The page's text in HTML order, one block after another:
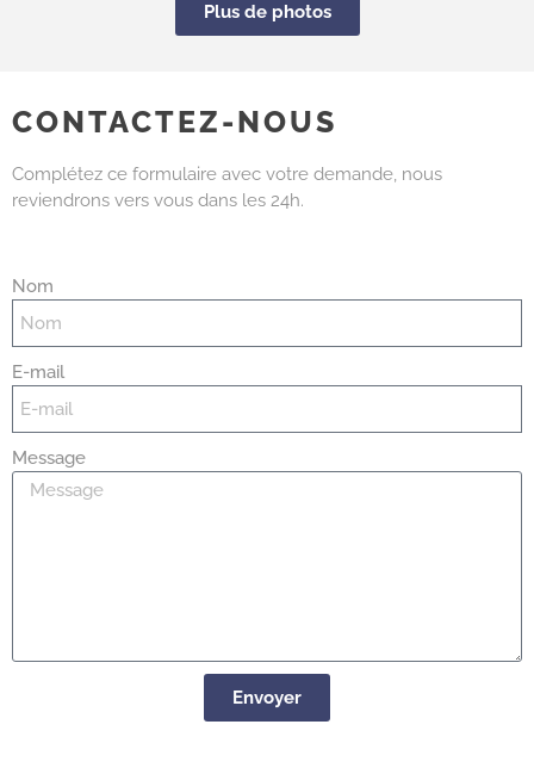
Plus de photos
CONTACTEZ-NOUS
Complétez ce formulaire avec votre demande, nous
reviendrons vers vous dans les 24h.
Nom
E-mail
Message
Envoyer